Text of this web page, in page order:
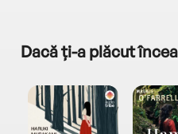
Dacă ți-a plăcut